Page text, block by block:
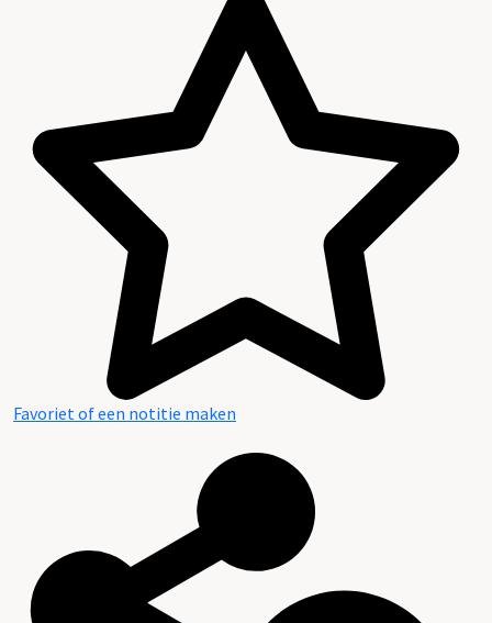
Favoriet of een notitie maken